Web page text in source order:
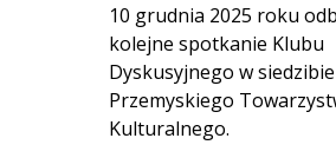
10 grudnia 2025 roku
kolejne spotkanie Klubu
Dyskusyjnego w siedzibie
Przemyskiego
Kulturalnego.